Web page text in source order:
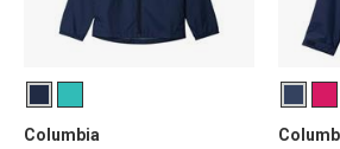
Columbia